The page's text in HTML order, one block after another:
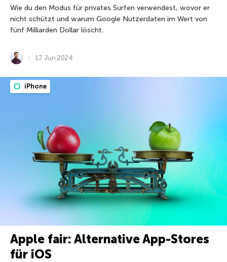
Wie du den Modus für privates Surfen verwendest, wovor er
nicht schützt und warum Google Nutzerdaten im Wert von
fünf Milliarden Dollar löscht.
17 Jun 2024
iPhone
Apple fair: Alternative App-Stores
für iOS